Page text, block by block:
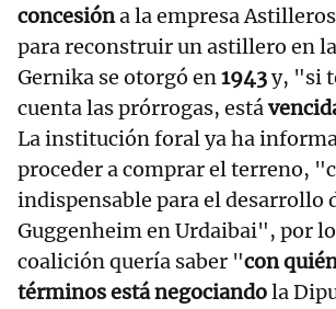
concesióna la empresa
para reconstruir un astillero en
Gernika se otorgó en1943y, "si
cuenta las prórrogas, está
La institución foral ya ha
proceder a comprar el terreno,
indispensable para el desarrollo
Guggenheim en Urdaibai", por
coalición quería saber "con
términos está negociandola